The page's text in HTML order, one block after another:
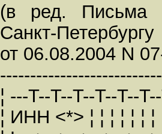
(в ред.
Санкт-Петербургу
от 06.08.2004 N
¦ ---T--T--T--T--T--
¦ ИНН <*> ¦ ¦ ¦ ¦ ¦ ¦ ¦ ¦